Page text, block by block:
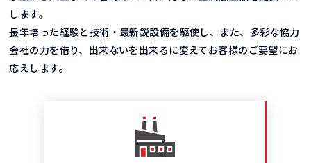
します。
長年培った経験と技術・最新鋭設備を駆使し、また、多彩な協力
会社の力を借り、 出来ないを出来るに変えてお客様のご要望にお
応えします。